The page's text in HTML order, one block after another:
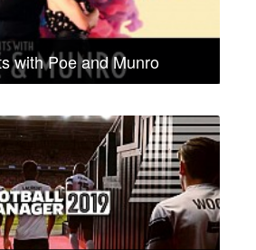
with Poe and Munro